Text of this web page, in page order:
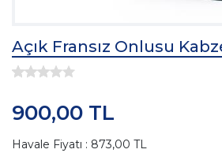
Açık Fransız Onlusu
900,00 TL
Havale Fiyatı : 873,00 TL